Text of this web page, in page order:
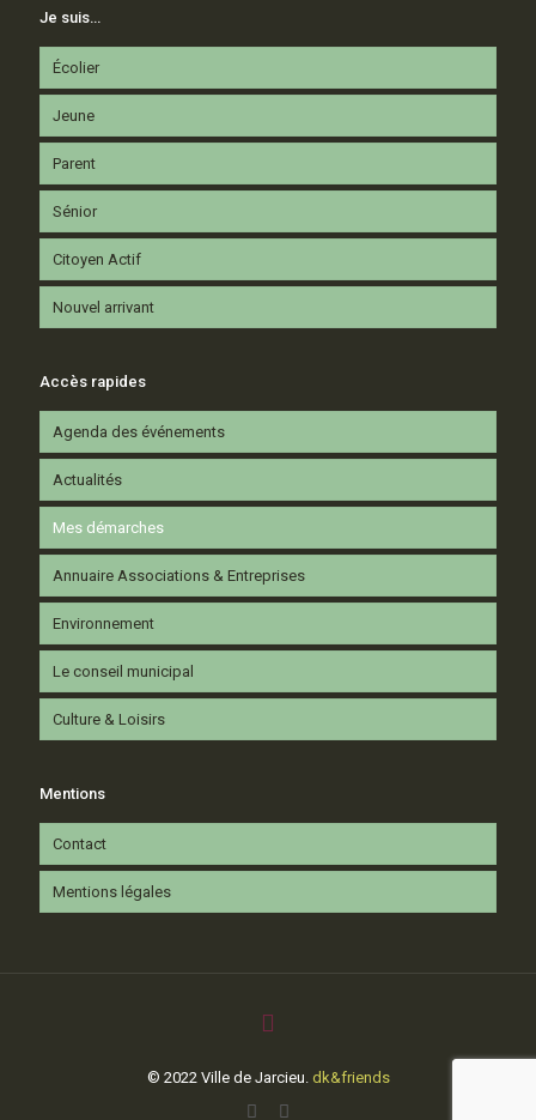
Je suis…
Écolier
Jeune
Parent
Sénior
Citoyen Actif
Nouvel arrivant
Accès rapides
Agenda des événements
Actualités
Mes démarches
Annuaire Associations & Entreprises
Environnement
Le conseil municipal
Culture & Loisirs
Mentions
Contact
Mentions légales
© 2022 Ville de Jarcieu. dk&friends